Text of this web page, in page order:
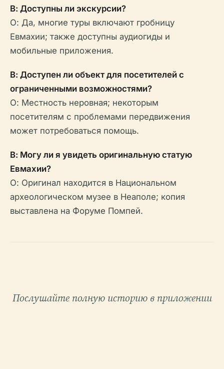
В: Доступны ли экскурсии?
О: Да, многие туры включают гробницу
Евмахии; также доступны аудиогиды и
мобильные приложения.
В: Доступен ли объект для посетителей с
ограниченными возможностями?
О: Местность неровная; некоторым
посетителям с проблемами передвижения
может потребоваться помощь.
В: Могу ли я увидеть оригинальную статую
Евмахии?
О: Оригинал находится в Национальном
археологическом музее в Неаполе; копия
выставлена на Форуме Помпей.
Послушайте полную историю в приложении